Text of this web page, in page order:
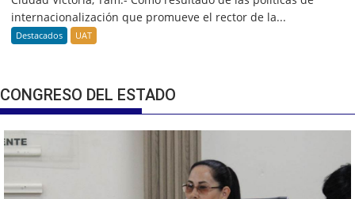
internacionalización que promueve el rector de la...
Destacados UAT
CONGRESO DEL ESTADO